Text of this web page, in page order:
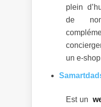
plein
de
un e-
Est un